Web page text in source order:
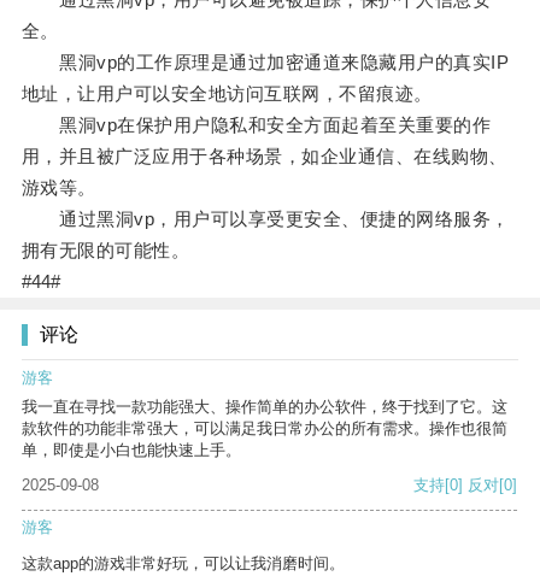
全。
黑洞vp的工作原理是通过加密通道来隐藏用户的真实IP
地址，让用户可以安全地访问互联网，不留痕迹。
黑洞vp在保护用户隐私和安全方面起着至关重要的作
用，并且被广泛应用于各种场景，如企业通信、在线购物、
游戏等。
通过黑洞vp，用户可以享受更安全、便捷的网络服务，
拥有无限的可能性。
#44#
评论
游客
我一直在寻找一款功能强大、操作简单的办公软件，终于找到了它。这
款软件的功能非常强大，可以满足我日常办公的所有需求。操作也很简
单，即使是小白也能快速上手。
2025-09-08
支持[0] 反对[0]
游客
这款app的游戏非常好玩，可以让我消磨时间。